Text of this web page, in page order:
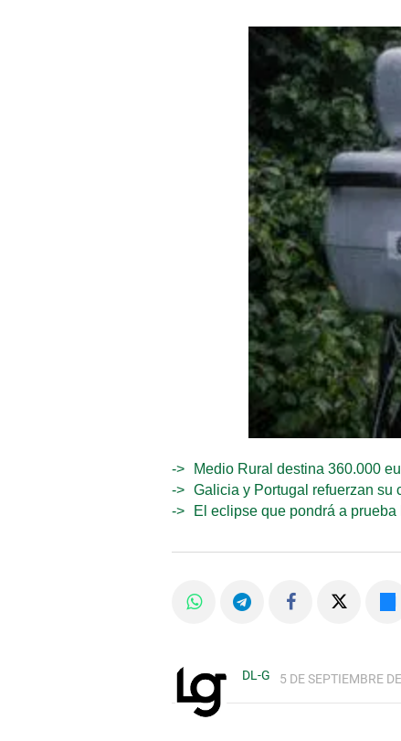
Medio Rural destina 360.000
Galicia y Portugal refuerzan su
El eclipse que pondrá a
DL-G 5 DE SEPTIEMBRE